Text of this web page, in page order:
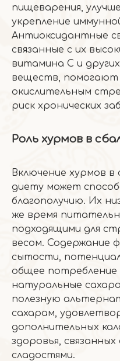
пищеварения,
укрепление
Антиоксидантные
связанные с их
витамина С и
веществ, помогают
окислительным
риск хронических
Роль хурмов в
Включение хурмов
диету может
благополучию. Их
же время
подходящими для
весом. Содержание
сытости,
общее потребление
натуральные
полезную
сахарам,
дополнительных
здоровья,
сладостями.